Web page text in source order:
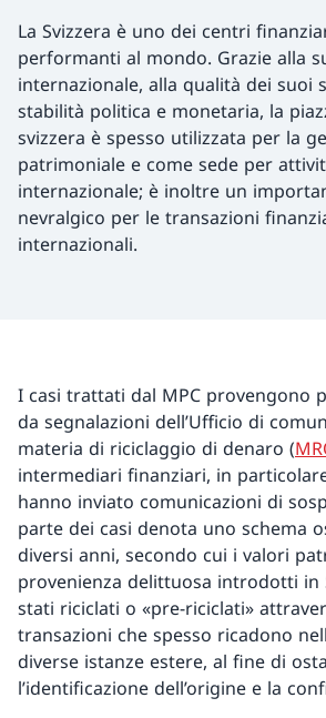
La Svizzera è uno dei centri
performanti al mondo. Grazie alla
internazionale, alla qualità dei suoi
stabilità politica e monetaria, la
svizzera è spesso utilizzata per la
patrimoniale e come sede per
internazionale; è inoltre un
nevralgico per le transazioni
internazionali.
I casi trattati dal MPC provengono
da segnalazioni dell’Ufficio di
materia di riciclaggio di denaro (
intermediari finanziari, in
hanno inviato comunicazioni di
parte dei casi denota uno schema
diversi anni, secondo cui i valori
provenienza delittuosa introdotti in
stati riciclati o «pre-riciclati»
transazioni che spesso ricadono
diverse istanze estere, al fine di
l’identificazione dell’origine e la